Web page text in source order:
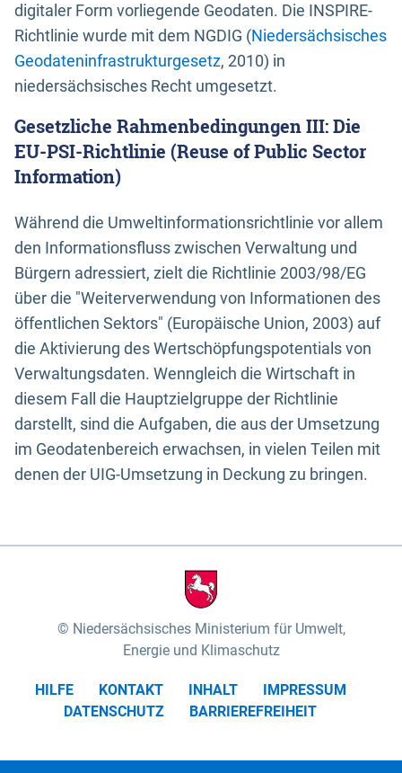
digitaler Form vorliegende Geodaten. Die INSPIRE-
Richtlinie wurde mit dem NGDIG (Niedersächsisches
Geodateninfrastrukturgesetz, 2010) in
niedersächsisches Recht umgesetzt.
Gesetzliche Rahmenbedingungen III: Die
EU-PSI-Richtlinie (Reuse of Public Sector
Information)
Während die Umweltinformationsrichtlinie vor allem
den Informationsfluss zwischen Verwaltung und
Bürgern adressiert, zielt die Richtlinie 2003/98/EG
über die "Weiterverwendung von Informationen des
öffentlichen Sektors" (Europäische Union, 2003) auf
die Aktivierung des Wertschöpfungspotentials von
Verwaltungsdaten. Wenngleich die Wirtschaft in
diesem Fall die Hauptzielgruppe der Richtlinie
darstellt, sind die Aufgaben, die aus der Umsetzung
im Geodatenbereich erwachsen, in vielen Teilen mit
denen der UIG-Umsetzung in Deckung zu bringen.
Niedersächsisches Ministerium für Umwelt,
Energie und Klimaschutz
HILFE KONTAKT INHALT
IMPRESSUM
DATENSCHUTZ
BARRIEREFREIHEIT